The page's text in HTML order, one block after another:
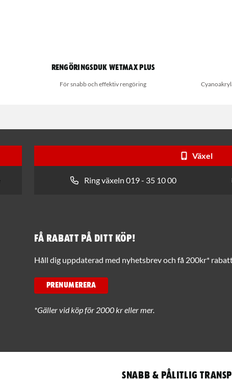
Rengöringsduk Wetmax Plus
För snabb och effektiv rengöring
Växel
Ring växeln 019 - 35 10 00
Få rabatt på ditt köp!
Håll dig uppdaterad med nyhetsbrev och få 200kr*
PRENUMERERA
*Gäller vid köp för 2000 kr eller mer.
Snabb & pålitlig